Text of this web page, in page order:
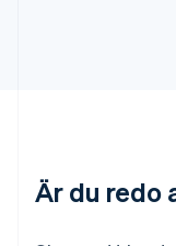
Är du redo
Malaysia